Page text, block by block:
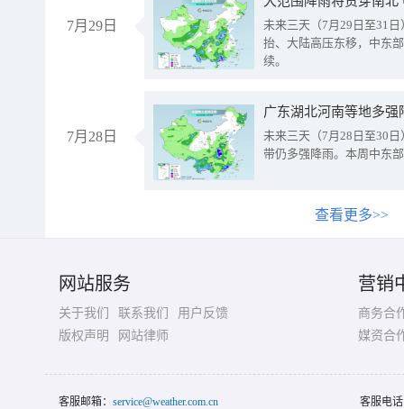
7月29日
未来三天（7月29日至31
抬、大陆高压东移，中东
续。
7月28日
广东湖北河南等地多
未来三天（7月28日至30
带仍多强降雨。本周中东
查看更多>>
网站服务
关于我们 联系我们
用户反馈
版权声明
网站律师
营销
商务合
媒资合
客服邮箱： service@weather.com.cn 客服电